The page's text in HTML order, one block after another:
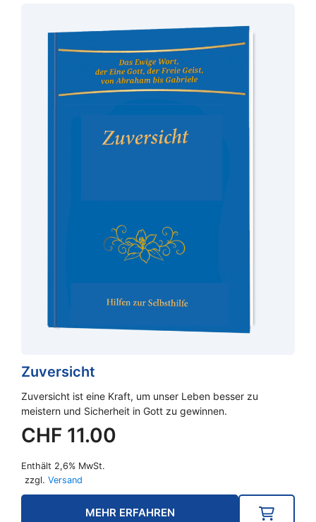
Zuversicht
Zuversicht ist eine Kraft, um unser Leben besser zu
meistern und Sicherheit in Gott zu gewinnen.
CHF 11.00
Enthält 2,6% MwSt.
zzgl. Versand
MEHR ERFAHREN